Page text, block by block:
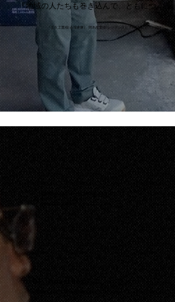
『地域の人たちも巻き込んで、ともにつくる』
『正久工業様(会場倉庫)、岡本産業様(レジデンス)、PIAPIT様(ピアノ調律)』
​参加メンバーのやること
01『novel boxのコンセプト』